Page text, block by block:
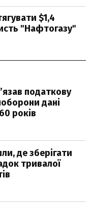
$1,4
"Нафтогазу"
податкову
дані
років
де зберігати
тривалої